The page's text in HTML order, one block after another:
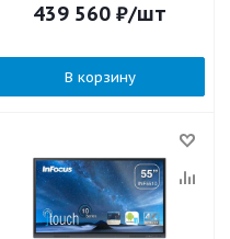
439 560 ₽/шт
В корзину